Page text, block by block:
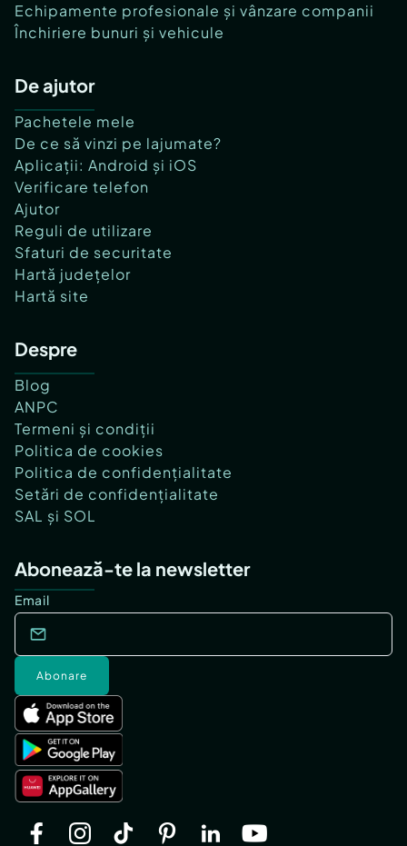
Echipamente profesionale și vânzare companii
Închiriere bunuri și vehicule
De ajutor
Pachetele mele
De ce să vinzi pe lajumate?
Aplicații: Android și iOS
Verificare telefon
Ajutor
Reguli de utilizare
Sfaturi de securitate
Hartă județelor
Hartă site
Despre
Blog
ANPC
Termeni și condiții
Politica de cookies
Politica de confidențialitate
Setări de confidențialitate
SAL și SOL
Abonează-te la newsletter
Email
Abonare